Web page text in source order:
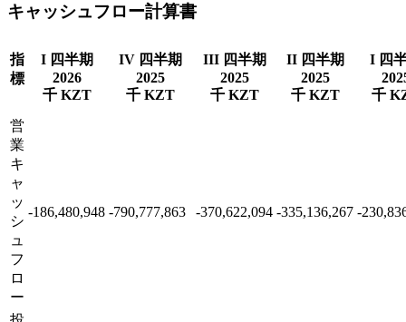
キャッシュフロー計算書
指
標
I 四半期
2026
千 KZT
IV 四半期
2025
千 KZT
III 四半期
2025
千 KZT
II 四半期
2025
千 KZT
I 四
千
営
業
キ
ャ
ッ
シ
ュ
フ
ロ
ー
-186,480,948 -790,777,863 -370,622,094 -335,136,267 -